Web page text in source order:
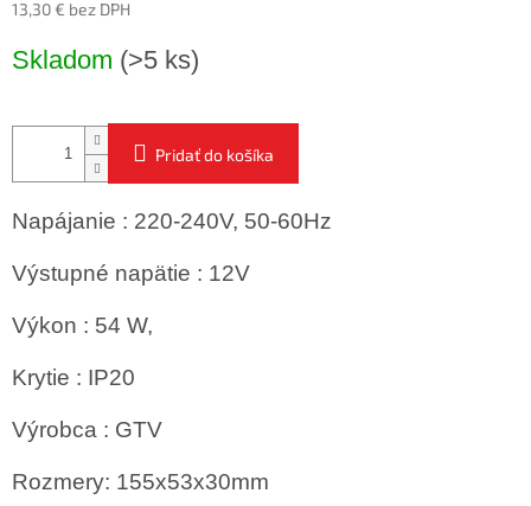
13,30 € bez DPH
cena:
Skladom (>5 ks)
Pridať do košíka
Napájanie : 220-240V, 50-60Hz
Výstupné napätie : 12V
Výkon : 54 W,
Krytie : IP20
Výrobca : GTV
Rozmery: 155x53x30mm